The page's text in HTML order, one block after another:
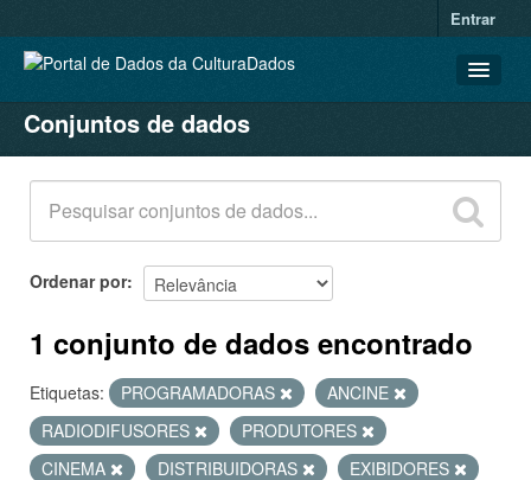
Entrar
CONJUNTOS DE DADOS
ORGANIZAÇÕES
GRUPOS
SOBRE
Conjuntos de dados
Ordenar por
1 conjunto de dados encontrado
Etiquetas: PROGRAMADORAS
ANCINE
RADIODIFUSORES
PRODUTORES
CINEMA
DISTRIBUIDORAS
EXIBIDORES